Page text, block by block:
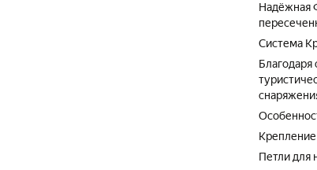
Надёжная
Система
Петли для